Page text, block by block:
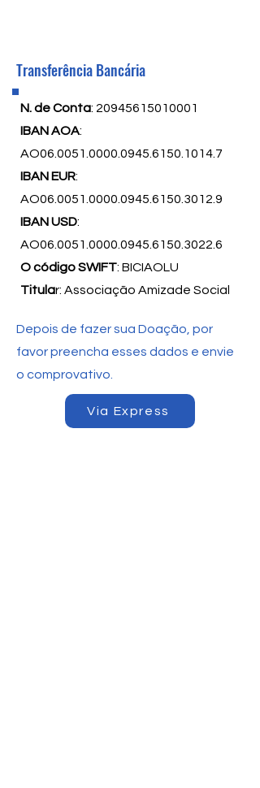
Transferência Bancária
N. de Conta: 20945615010001
IBAN AOA:
AO06.0051.0000.0945.6150.1014.7
IBAN EUR:
AO06.0051.0000.0945.6150.3012.9
IBAN USD:
AO06.0051.0000.0945.6150.3022.6
O código SWIFT: BICIAOLU
Titular: Associação Amizade Social
Depois de fazer sua Doação, por
favor preencha esses dados e envie
o comprovativo.
Via Express